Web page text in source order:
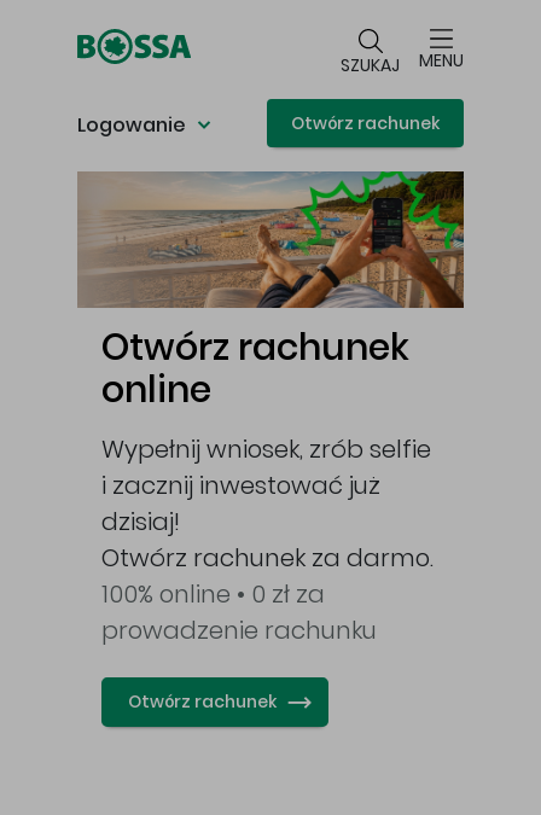
SZUKAJ MENU
Logowanie Otwórz rachunek
Otwórz rachunek
online
Wypełnij wniosek, zrób selfie
i zacznij inwestować już
dzisiaj!
Otwórz rachunek za darmo.
100% online • 0 zł za
prowadzenie rachunku
Otwórz rachunek